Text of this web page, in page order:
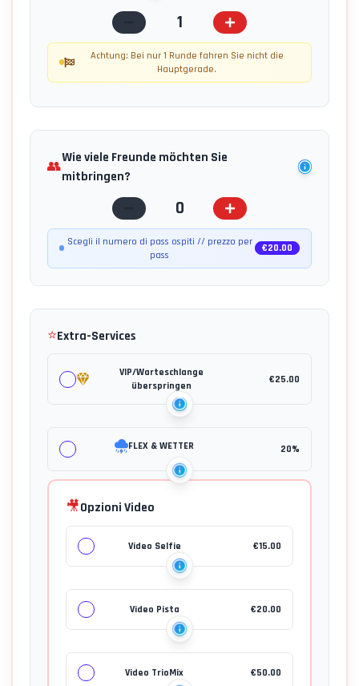
1
Achtung: Bei nur 1 Runde fahren Sie nicht die
Hauptgerade.
👥
Wie viele Freunde möchten Sie
mitbringen?
0
Scegli il numero di pass ospiti // prezzo per
pass
€20.00
⭐Extra-Services
VIP/Warteschlange
überspringen
€25.00
FLEX & WETTER 20%
🎥Opzioni Video
Video Selfie €15.00
Video Pista €20.00
Video TrioMix €50.00